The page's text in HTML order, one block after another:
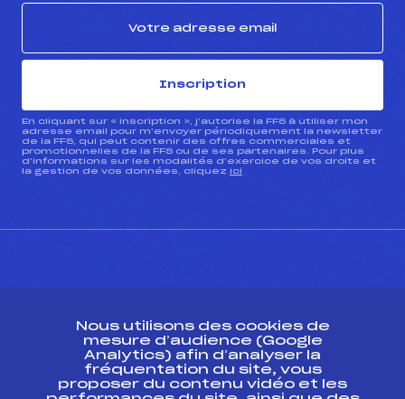
Inscription
En cliquant sur « inscription », j’autorise la FFS à utiliser mon
adresse email pour m’envoyer périodiquement la newsletter
de la FFS, qui peut contenir des offres commerciales et
promotionnelles de la FFS ou de ses partenaires. Pour plus
d’informations sur les modalités d’exercice de vos droits et
la gestion de vos données, cliquez ici
Ressources
Nous utilisons des cookies de
mesure d’audience (Google
Analytics) afin d’analyser la
fréquentation du site, vous
proposer du contenu vidéo et les